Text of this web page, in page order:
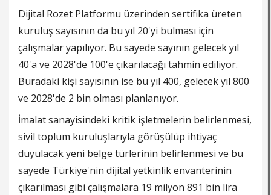
Dijital Rozet Platformu üzerinden sertifika üreten
kuruluş sayısının da bu yıl 20'yi bulması için
çalışmalar yapılıyor. Bu sayede sayının gelecek yıl
40'a ve 2028'de 100'e çıkarılacağı tahmin ediliyor.
Buradaki kişi sayısının ise bu yıl 400, gelecek yıl 800
ve 2028'de 2 bin olması planlanıyor.
İmalat sanayisindeki kritik işletmelerin belirlenmesi,
sivil toplum kuruluşlarıyla görüşülüp ihtiyaç
duyulacak yeni belge türlerinin belirlenmesi ve bu
sayede Türkiye'nin dijital yetkinlik envanterinin
çıkarılması gibi çalışmalara 19 milyon 891 bin lira